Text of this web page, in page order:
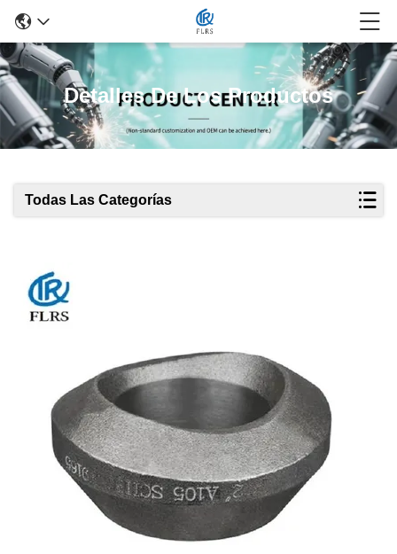
Detalles De Los Productos
Todas Las Categorías